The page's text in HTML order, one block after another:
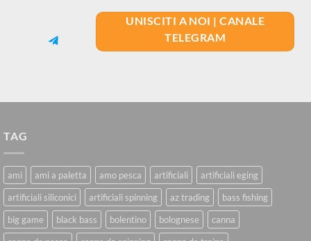
UNISCITI A NOI | CANALE
TELEGRAM
TAG
ami ami a paletta amo pesca artificiali
artificiali eging
artificiali siliconici
artificiali spinning az trading
bass fishing
big game
black bass bolentino bolognese
canna